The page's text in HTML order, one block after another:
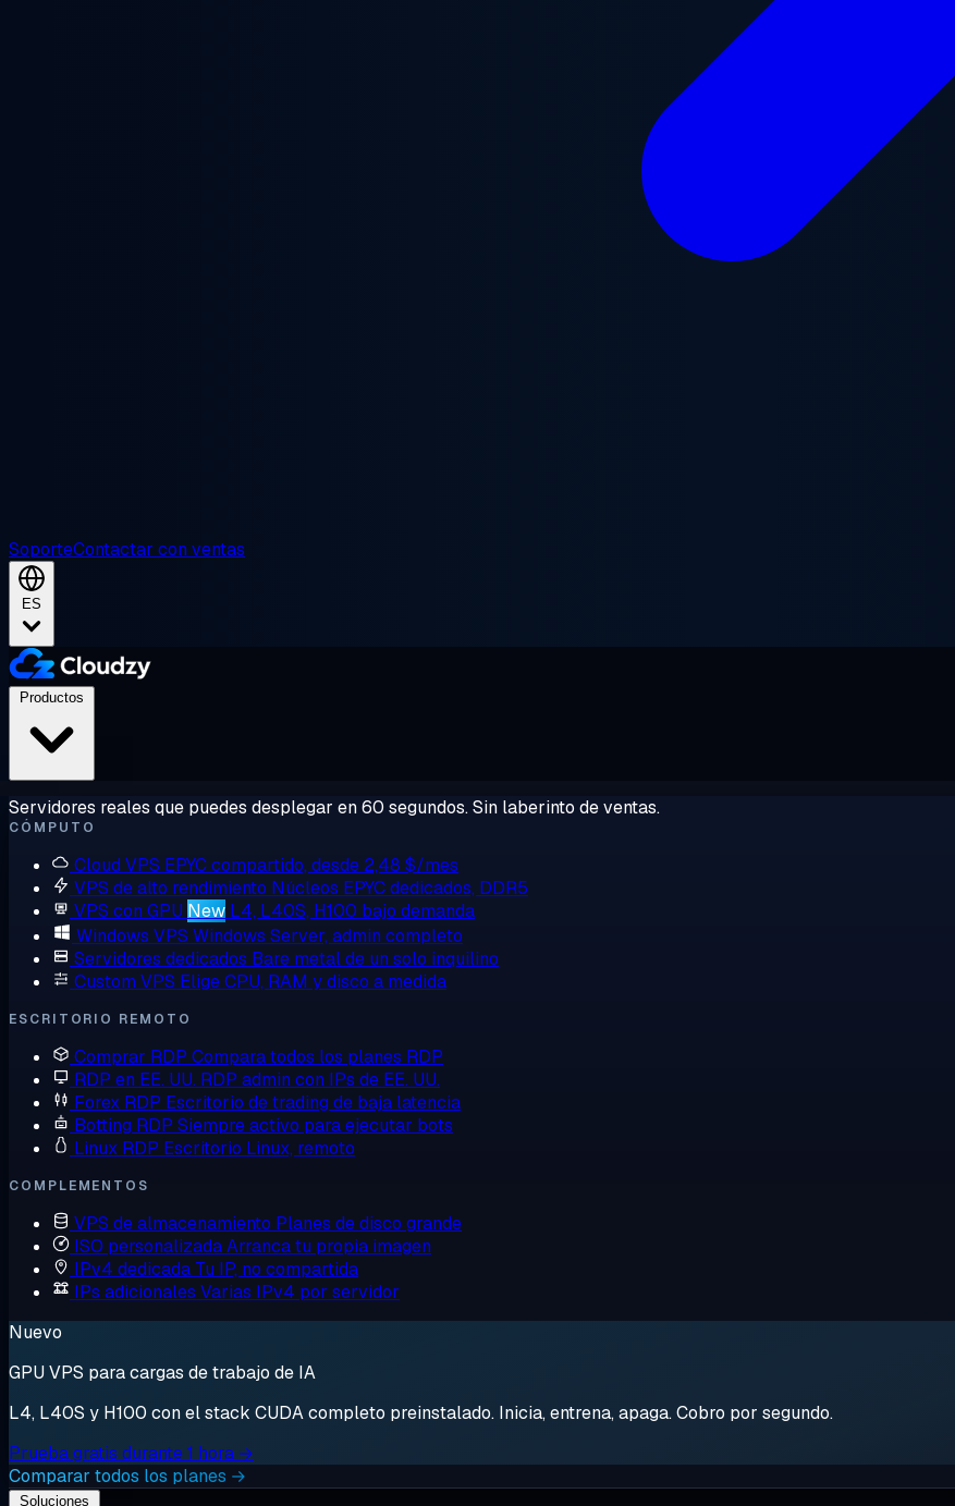
SoporteContactar con ventas
ES
Servidores reales que puedes desplegar en 60 segundos. Sin laberinto de ventas.
CÓMPUTO
Cloud VPS EPYC compartido, desde 2,48 $/mes
VPS de alto rendimiento Núcleos EPYC dedicados, DDR5
VPS con GPU New L4, L40S, H100 bajo demanda
Windows VPS Windows Server, admin completo
Servidores dedicados Bare metal de un solo inquilino
Custom VPS Elige CPU, RAM y disco a medida
ESCRITORIO REMOTO
Comprar RDP Compara todos los planes RDP
RDP en EE. UU. RDP admin con IPs de EE. UU.
Forex RDP Escritorio de trading de baja latencia
Botting RDP Siempre activo para ejecutar bots
Linux RDP Escritorio Linux, remoto
COMPLEMENTOS
VPS de almacenamiento Planes de disco grande
ISO personalizadaArranca tu propia imagen
IPv4 dedicada Tu IP, no compartida
IPs adicionales Varias IPv4 por servidor
Nuevo
GPU VPS para cargas de trabajo de IA
L4, L40S y H100 con el stack CUDA completo preinstalado. Inicia, entrena, apaga. Cobro por segundo.
Prueba gratis durante 1 hora →
Comparar todos los planes →